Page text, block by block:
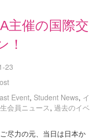
主催の国際交
！
23
Event, Student News, イ
会員ニュース, 過去のイベ
尽力の元、当日は日本か